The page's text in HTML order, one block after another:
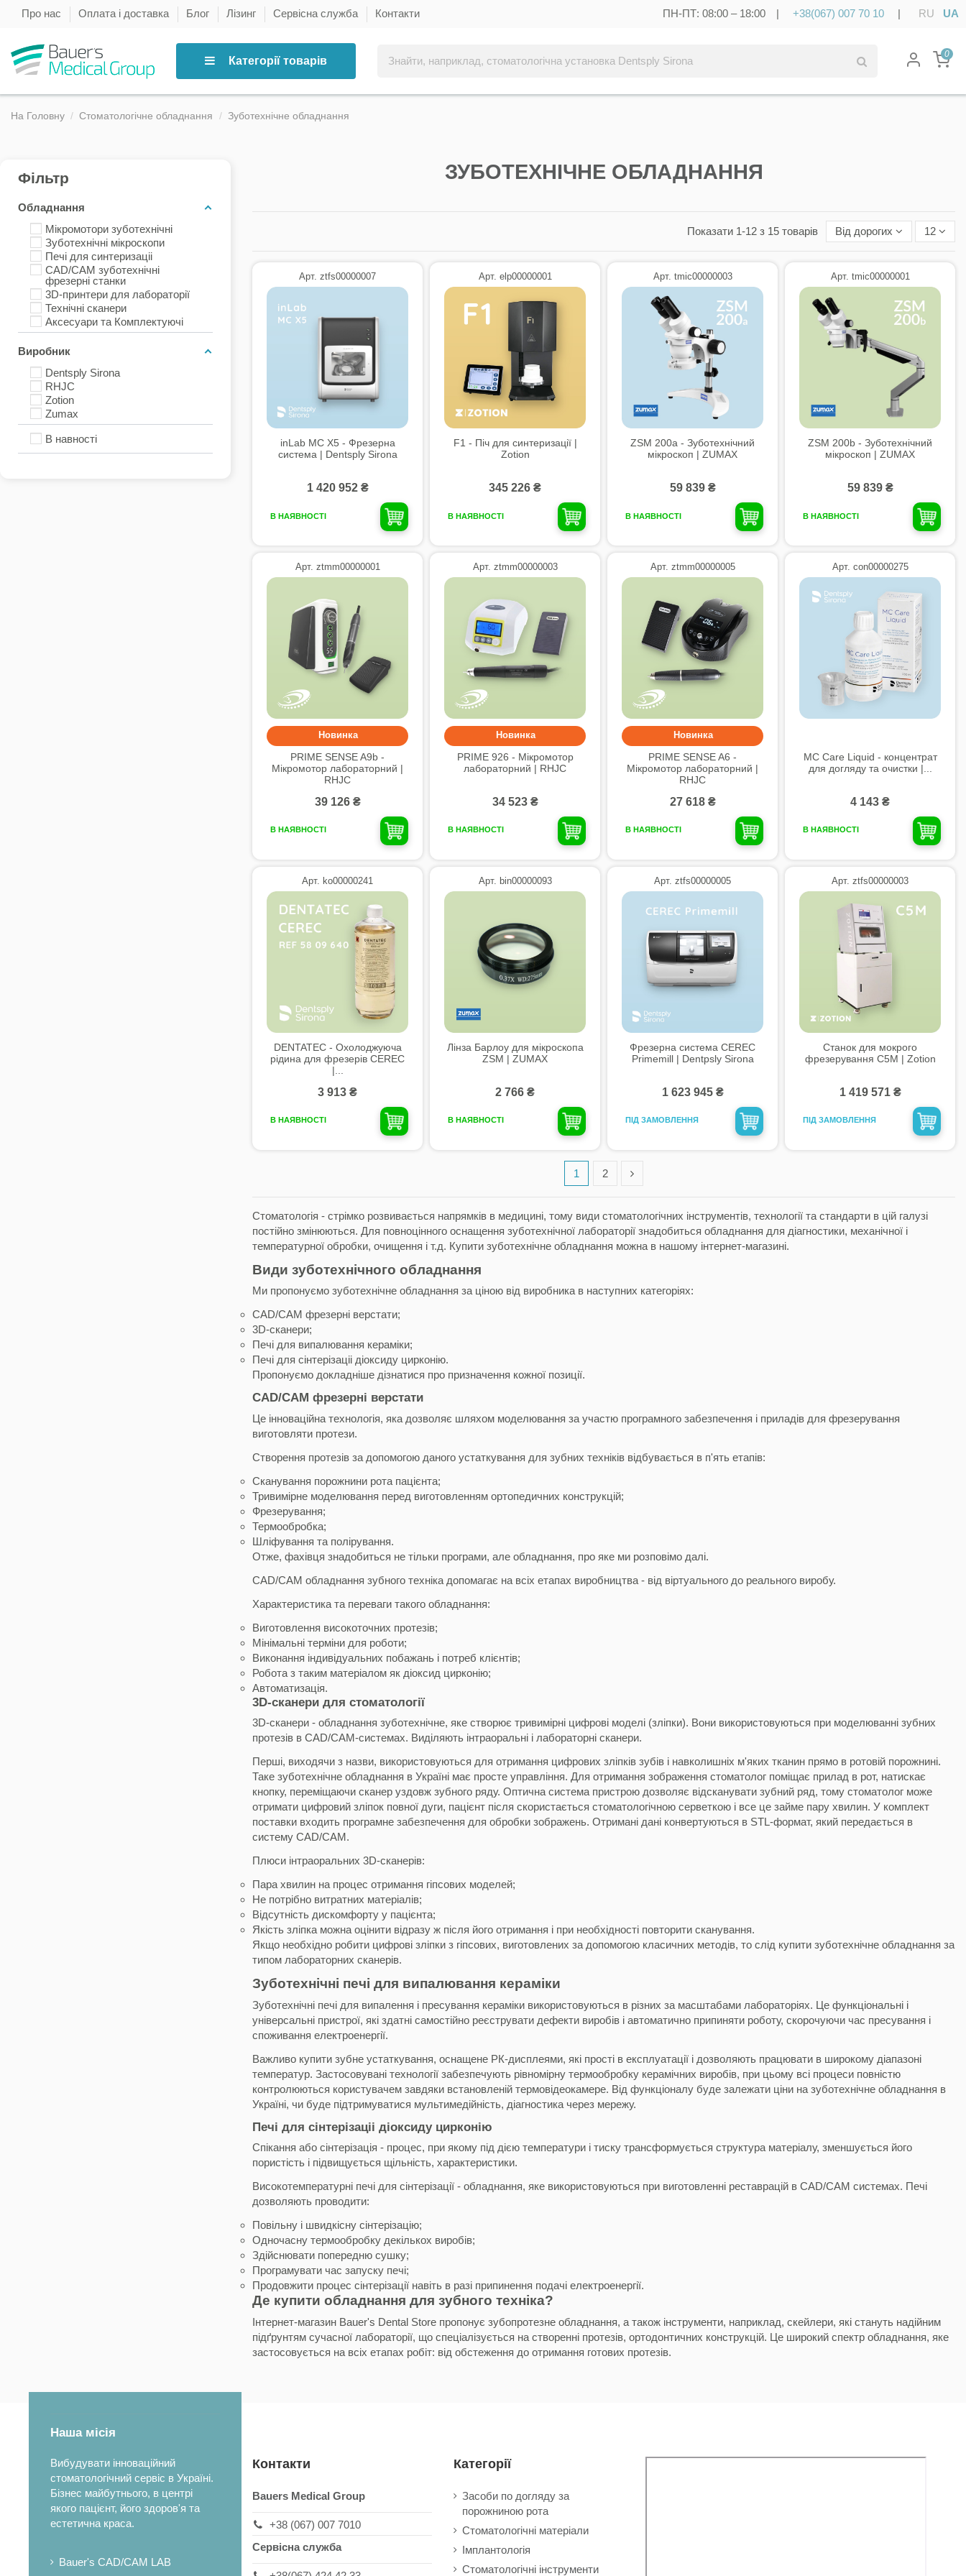
Про нас Оплата і доставка Блог Лізинг Сервісна служба Контакти ПН-ПТ: 08:00 – 18:00 | +38(067) 007 70 10 | RU UA
Категорії товарів
0
На Головну Стоматологічне обладнання Зуботехнічне обладнання
Фільтр
Обладнання
Мікромотори зуботехнічні
Зуботехнічні мікроскопи
Печі для синтеризаціі
CAD/CAM зуботехнічні
фрезерні станки
3D-принтери для лабораторії
Технічні сканери
Аксесуари та Комплектуючі
Виробник
Dentsply Sirona
RHJC
Zotion
Zumax
В навності
ЗУБОТЕХНІЧНЕ ОБЛАДНАННЯ
Показати 1-12 з 15 товарів Від дорогих 12
Арт. ztfs00000007
inLab MC X5 - Фрезерна
система | Dentsply Sirona
1 420 952 ₴
В НАЯВНОСТІ
Арт. elp00000001
F1 - Піч для синтеризації |
Zotion
345 226 ₴
В НАЯВНОСТІ
Арт. tmic00000003
ZSM 200а - Зуботехнічний
мікроскоп | ZUMAX
59 839 ₴
В НАЯВНОСТІ
Арт. tmic00000001
ZSM 200b - Зуботехнічний
мікроскоп | ZUMAX
59 839 ₴
В НАЯВНОСТІ
Арт. ztmm00000001
Новинка
PRIME SENSE A9b -
Мікромотор лабораторний |
RHJC
39 126 ₴
В НАЯВНОСТІ
Арт. ztmm00000003
Новинка
PRIME 926 - Мікромотор
лабораторний | RHJC
34 523 ₴
В НАЯВНОСТІ
Арт. ztmm00000005
Новинка
PRIME SENSE A6 -
Мікромотор лабораторний |
RHJC
27 618 ₴
В НАЯВНОСТІ
Арт. con00000275
MC Care Liquid - концентрат
для догляду та очистки |...
4 143 ₴
В НАЯВНОСТІ
Арт. ko00000241
DENTATEC - Охолоджуюча
рідина для фрезерів CEREC
|...
3 913 ₴
В НАЯВНОСТІ
Арт. bin00000093
Лінза Барлоу для мікроскопа
ZSM | ZUMAX
2 766 ₴
В НАЯВНОСТІ
Арт. ztfs00000005
Фрезерна система CEREC
Primemill | Dentpsly Sirona
1 623 945 ₴
ПІД ЗАМОВЛЕННЯ
Арт. ztfs00000003
Станок для мокрого
фрезерування C5M | Zotion
1 419 571 ₴
ПІД ЗАМОВЛЕННЯ
1 2
Стоматологія - стрімко розвивається напрямків в медицині, тому види стоматологічних інструментів, технології та стандарти в цій галузі
постійно змінюються. Для повноцінного оснащення зуботехнічної лабораторії знадобиться обладнання для діагностики, механічної і
температурної обробки, очищення і т.д. Купити зуботехнічне обладнання можна в нашому інтернет-магазині.
Види зуботехнічного обладнання
Ми пропонуємо зуботехнічне обладнання за ціною від виробника в наступних категоріях:
CAD/CAM фрезерні верстати;
3D-сканери;
Печі для випалювання кераміки;
Печі для сінтерізаціі діоксиду цирконію.
Пропонуємо докладніше дізнатися про призначення кожної позиції.
CAD/CAM фрезерні верстати
Це інноваційна технологія, яка дозволяє шляхом моделювання за участю програмного забезпечення і приладів для фрезерування
виготовляти протези.
Створення протезів за допомогою даного устаткування для зубних техніків відбувається в п'ять етапів:
Сканування порожнини рота пацієнта;
Тривимірне моделювання перед виготовленням ортопедичних конструкцій;
Фрезерування;
Термообробка;
Шліфування та полірування.
Отже, фахівця знадобиться не тільки програми, але обладнання, про яке ми розповімо далі.
CAD/CAM обладнання зубного техніка допомагає на всіх етапах виробництва - від віртуального до реального виробу.
Характеристика та переваги такого обладнання:
Виготовлення високоточних протезів;
Мінімальні терміни для роботи;
Виконання індивідуальних побажань і потреб клієнтів;
Робота з таким матеріалом як діоксид цирконію;
Автоматизація.
3D-сканери для стоматології
3D-сканери - обладнання зуботехнічне, яке створює тривимірні цифрові моделі (зліпки). Вони використовуються при моделюванні зубних
протезів в CAD/CAM-системах. Виділяють інтраоральні і лабораторні сканери.
Перші, виходячи з назви, використовуються для отримання цифрових зліпків зубів і навколишніх м'яких тканин прямо в ротовій порожнині.
Таке зуботехнічне обладнання в Україні має просте управління. Для отримання зображення стоматолог поміщає прилад в рот, натискає
кнопку, переміщаючи сканер уздовж зубного ряду. Оптична система пристрою дозволяє відсканувати зубний ряд, тому стоматолог може
отримати цифровий зліпок повної дуги, пацієнт після скористається стоматологічною серветкою і все це займе пару хвилин. У комплект
поставки входить програмне забезпечення для обробки зображень. Отримані дані конвертуються в STL-формат, який передається в
систему CAD/CAM.
Плюси інтраоральних 3D-сканерів:
Пара хвилин на процес отримання гіпсових моделей;
Не потрібно витратних матеріалів;
Відсутність дискомфорту у пацієнта;
Якість зліпка можна оцінити відразу ж після його отримання і при необхідності повторити сканування.
Якщо необхідно робити цифрові зліпки з гіпсових, виготовлених за допомогою класичних методів, то слід купити зуботехнічне обладнання за
типом лабораторних сканерів.
Зуботехнічні печі для випалювання кераміки
Зуботехнічні печі для випалення і пресування кераміки використовуються в різних за масштабами лабораторіях. Це функціональні і
універсальні пристрої, які здатні самостійно реєструвати дефекти виробів і автоматично припиняти роботу, скорочуючи час пресування і
споживання електроенергії.
Важливо купити зубне устаткування, оснащене РК-дисплеями, які прості в експлуатації і дозволяють працювати в широкому діапазоні
температур. Застосовувані технології забезпечують рівномірну термообробку керамічних виробів, при цьому всі процеси повністю
контролюються користувачем завдяки встановленій термовідеокамере. Від функціоналу буде залежати ціни на зуботехнічне обладнання в
Україні, чи буде підтримуватися мультимедійність, діагностика через мережу.
Печі для сінтерізаціі діоксиду цирконію
Спікання або сінтерізація - процес, при якому під дією температури і тиску трансформується структура матеріалу, зменшується його
пористість і підвищується щільність, характеристики.
Високотемпературні печі для сінтерізації - обладнання, яке використовуються при виготовленні реставрацій в CAD/CAM системах. Печі
дозволяють проводити:
Повільну і швидкісну сінтерізацію;
Одночасну термообробку декількох виробів;
Здійснювати попередню сушку;
Програмувати час запуску печі;
Продовжити процес сінтерізації навіть в разі припинення подачі електроенергії.
Де купити обладнання для зубного техніка?
Інтернет-магазин Bauer's Dental Store пропонує зубопротезне обладнання, а також інструменти, наприклад, скейлери, які стануть надійним
підґрунтям сучасної лабораторії, що спеціалізується на створенні протезів, ортодонтичних конструкцій. Це широкий спектр обладнання, яке
застосовується на всіх етапах робіт: від обстеження до отримання готових протезів.
Наша місія
Вибудувати інноваційний
стоматологічний сервіс в Україні.
Бізнес майбутнього, в центрі
якого пацієнт, його здоров'я та
естетична краса.
Bauer's CAD/CAM LAB
Контакти
Bauers Medical Group
+38 (067) 007 7010
Сервісна служба
Категорії
Засоби по догляду за
порожниною рота
Стоматологічні матеріали
Імплантологія
Стоматологічні інструменти